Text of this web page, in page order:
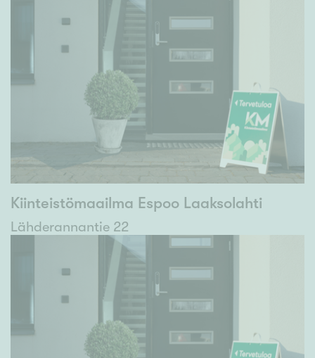
Kiinteistömaailma Espoo Laaksolahti
Lähderannantie 22